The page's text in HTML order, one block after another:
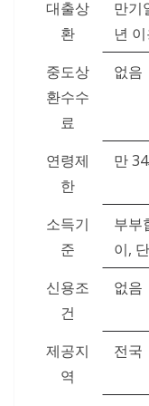
대출상
환
만기
년
중도상
환수수
료
없음
연령제
한
만
소득기
준
부부
이,
신용조
건
없음
제공지
역
전국